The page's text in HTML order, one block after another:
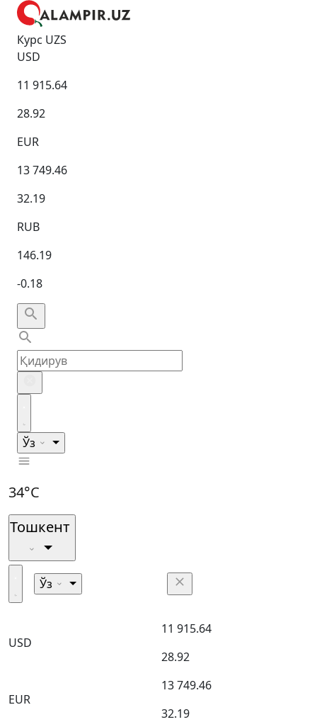
Курс UZS
USD
11 915.64
28.92
EUR
13 749.46
32.19
RUB
146.19
-0.18
Ўз
34°C
Тошкент
Ўз
USD
11 915.64
28.92
EUR
13 749.46
32.19